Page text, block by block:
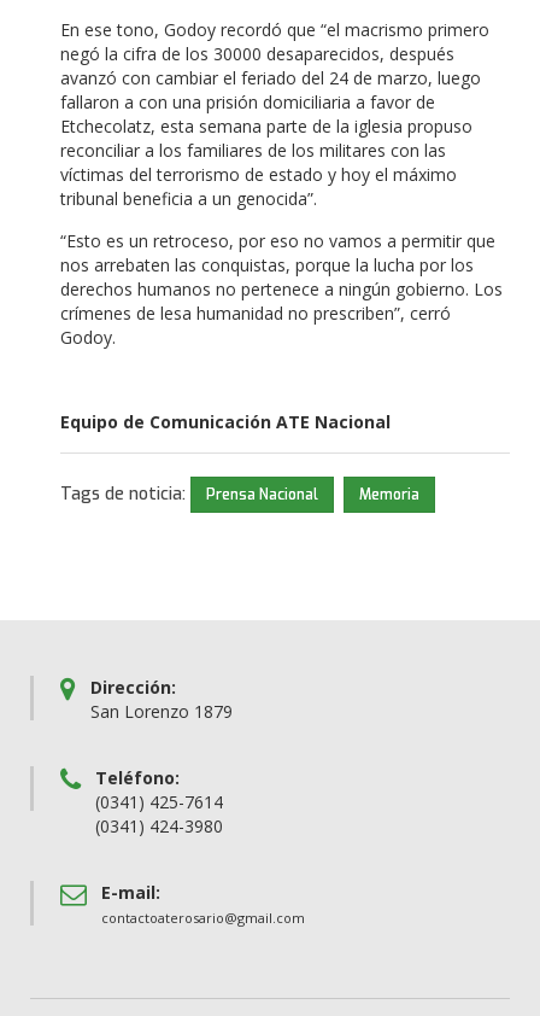
En ese tono, Godoy recordó que “el macrismo primero
negó la cifra de los 30000 desaparecidos, después
avanzó con cambiar el feriado del 24 de marzo, luego
fallaron a con una prisión domiciliaria a favor de
Etchecolatz, esta semana parte de la iglesia propuso
reconciliar a los familiares de los militares con las
víctimas del terrorismo de estado y hoy el máximo
tribunal beneficia a un genocida”.
“Esto es un retroceso, por eso no vamos a permitir que
nos arrebaten las conquistas, porque la lucha por los
derechos humanos no pertenece a ningún gobierno. Los
crímenes de lesa humanidad no prescriben”, cerró
Godoy.
Equipo de Comunicación ATE Nacional
Tags de noticia: Prensa Nacional Memoria
Dirección:
San Lorenzo 1879
Teléfono:
(0341) 425-7614
(0341) 424-3980
E-mail:
contactoaterosario@gmail.com